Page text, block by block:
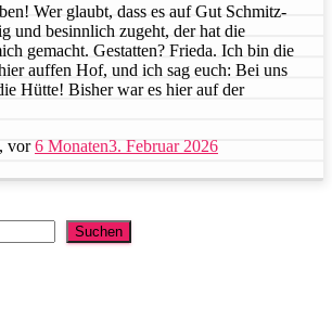
Wer glaubt, dass es auf Gut Schmitz-
und besinnlich zugeht, der hat die
gemacht. Gestatten? Frieda. Ich bin die
auffen Hof, und ich sag euch: Bei uns
Hütte! Bisher war es hier auf der
, vor6 Monaten3. Februar 2026
Suchen